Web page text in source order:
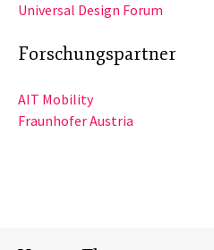
Universal Design Forum
Forschungspartner
AIT Mobility
Fraunhofer Austria